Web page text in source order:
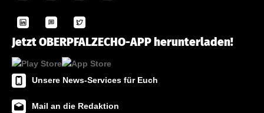
Jetzt OBERPFALZECHO-APP herunterladen!
Unsere News-Services für Euch
Mail an die Redaktion